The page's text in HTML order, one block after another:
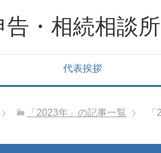
・相続相談所
代表挨拶
「2023年」の記事一覧